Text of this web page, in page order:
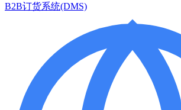
B2B订货系统(DMS)